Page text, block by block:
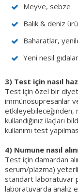
Meyve, sebze
Balık & deniz
Baharatlar,
Yeni nesil
3) Test için nasıl
Test için özel bir
immünosupresanlar
etkileyebileceğinden,
kullandığınız ilaçları
kullanımı test
4) Numune nasıl
Test için damardan
serum/plazma)
standart laboratuvar
laboratuvarda analiz